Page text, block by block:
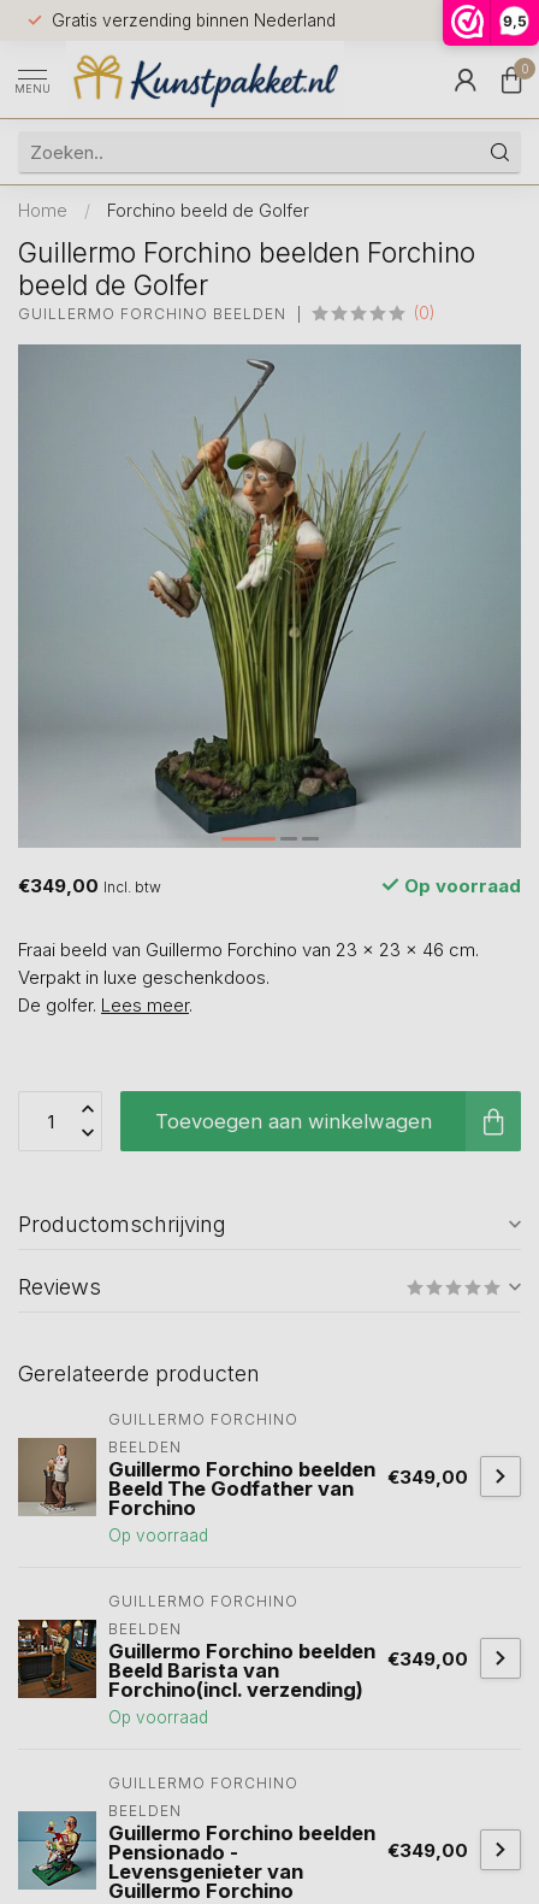
9,5
Gratis verzending binnen Nederland
Voor
huis
9.5
MENU
0
Home / Forchino beeld de Golfer
Guillermo Forchino beelden Forchino
beeld de Golfer
GUILLERMO FORCHINO BEELDEN (0)
€349,00 Incl. btw Op voorraad
Fraai beeld van Guillermo Forchino van 23 x 23 x 46 cm.
Verpakt in luxe geschenkdoos.
De golfer. Lees meer.
Toevoegen aan winkelwagen
Productomschrijving
Reviews
Gerelateerde producten
GUILLERMO FORCHINO
BEELDEN
Guillermo Forchino beelden
Beeld The Godfather van
Forchino
Op voorraad
€349,00
GUILLERMO FORCHINO
BEELDEN
Guillermo Forchino beelden
Beeld Barista van
Forchino(incl. verzending)
Op voorraad
€349,00
GUILLERMO FORCHINO
BEELDEN
Guillermo Forchino beelden
Pensionado -
Levensgenieter van
Guillermo Forchino
€349,00